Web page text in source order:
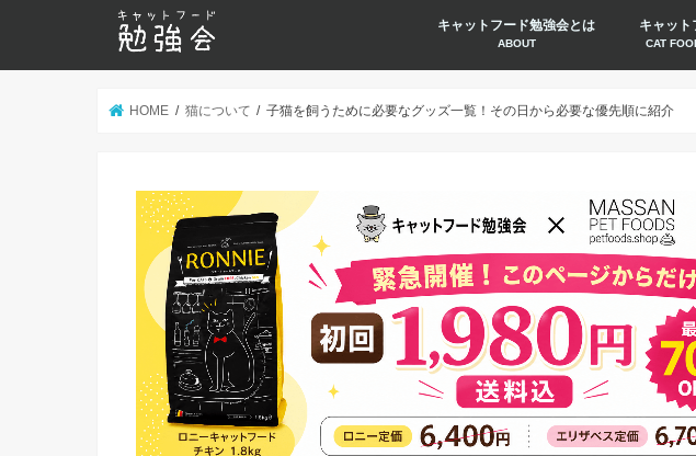
キャットフード勉強会とは
ABOUT
キャット
CAT
HOME 猫について 子猫を飼うために必要なグッズ一覧！その日から必要な優先順に紹介